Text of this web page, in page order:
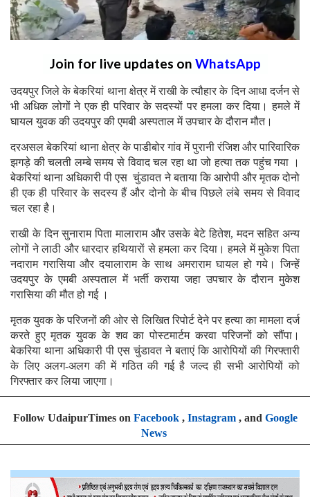
Join for live updates on WhatsApp
उदयपुर जिले के बेकरियां थाना क्षेत्र में राखी के त्यौहार के दिन आधा दर्जन से
भी अधिक लोगों ने एक ही परिवार के सदस्यों पर हमला कर दिया। हमले में
घायल युवक की उदयपुर की एमबी अस्पताल में उपचार के दौरान मौत।
दरअसल बेकरियां थाना क्षेत्र के पाडीबोर गांव में पुरानी रंजिश और पारिवारिक
झगड़े की चलती लम्बे समय से विवाद चल रहा था जो हत्या तक पहुंच गया ।
बेकरियां थाना अधिकारी पी एस चुंडावत ने बताया कि आरोपी और मृतक दोनो
ही एक ही परिवार के सदस्य हैं और दोनो के बीच पिछले लंबे समय से विवाद
चल रहा है।
राखी के दिन सुनाराम पिता मालाराम और उसके बेटे हितेश, मदन सहित अन्य
लोगों ने लाठी और धारदार हथियारों से हमला कर दिया। हमले में मुकेश पिता
नदाराम गरासिया और दयालाराम के साथ अमराराम घायल हो गये। जिन्हें
उदयपुर के एमबी अस्पताल में भर्ती कराया जहा उपचार के दौरान मुकेश
गरासिया की मौत हो गई ।
मृतक युवक के परिजनों की ओर से लिखित रिपोर्ट देने पर हत्या का मामला दर्ज
करते हुए मृतक युवक के शव का पोस्टमार्टम करवा परिजनों को सौंपा।
बेकरिया थाना अधिकारी पी एस चुंडावत ने बताएं कि आरोपियों की गिरफ्तारी
के लिए अलग-अलग की में गठित की गई है जल्द ही सभी आरोपियों को
गिरफ्तार कर लिया जाएगा।
Follow UdaipurTimes on Facebook, Instagram, and Google
News